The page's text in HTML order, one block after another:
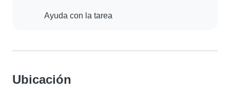
Ayuda con la tarea
Ubicación